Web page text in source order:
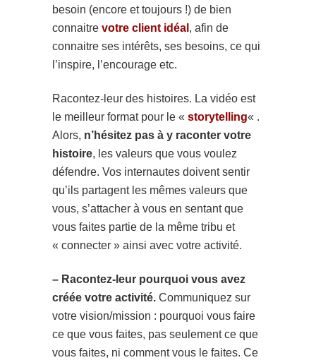
besoin (encore et toujours !) de bien
connaitre votre client idéal , afin de
connaitre ses intérêts, ses besoins, ce qui
l’inspire, l’encourage etc.
Racontez-leur des histoires. La vidéo est
le meilleur format pour le « storytelling« .
Alors, n’hésitez pas à y raconter votre
histoire, les valeurs que vous voulez
défendre. Vos internautes doivent sentir
qu’ils partagent les mêmes valeurs que
vous, s’attacher à vous en sentant que
vous faites partie de la même tribu et
« connecter » ainsi avec votre activité.
– Racontez-leur pourquoi vous avez
créée votre activité. Communiquez sur
votre vision/mission : pourquoi vous faire
ce que vous faites, pas seulement ce que
vous faites, ni comment vous le faites. Ce